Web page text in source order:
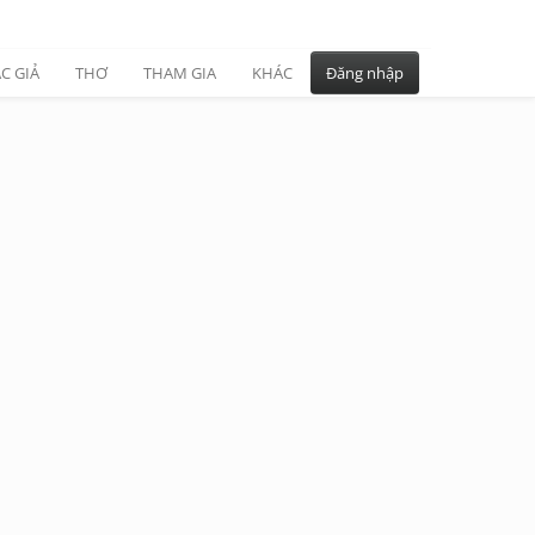
GIẢ THƠ THAM GIA KHÁC Đăng nhập